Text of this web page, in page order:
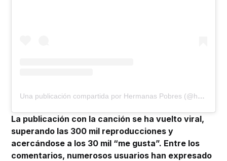
Una publicación compartida por Hermanas Pobres (@hermanaspobres)
La publicación con la canción se ha vuelto viral,
superando las 300 mil reproducciones y
acercándose a los 30 mil “me gusta”. Entre los
comentarios, numerosos usuarios han expresado